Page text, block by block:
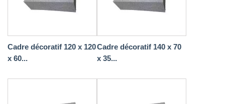
Cadre décoratif 120 x 120
x 60...
Cadre décoratif 140 x 70
x 35...